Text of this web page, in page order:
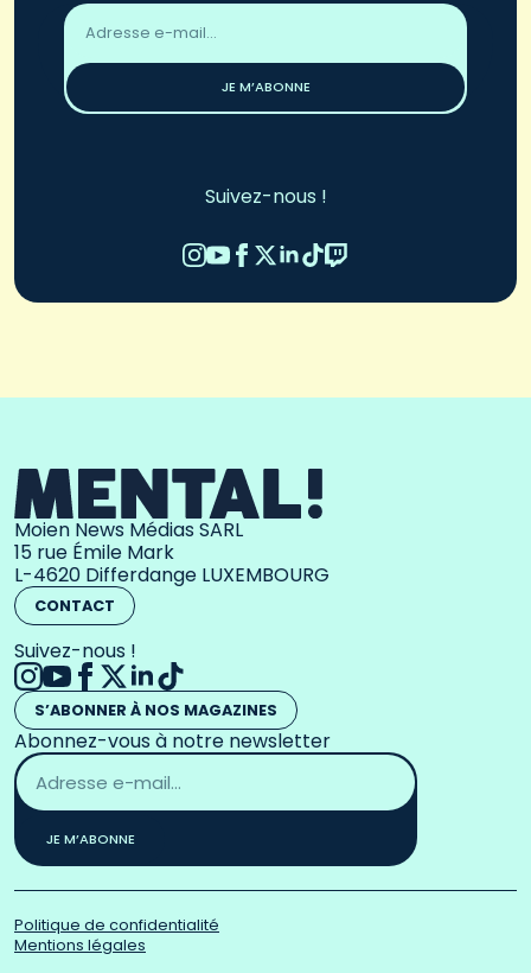
Adresse
email
JE M’ABONNE
Suivez-nous !
Moien News Médias SARL
15 rue Émile Mark
L-4620 Differdange LUXEMBOURG
CONTACT
Suivez-nous !
S’ABONNER À NOS MAGAZINES
Abonnez-vous à notre newsletter
Adresse
email
*
JE M’ABONNE
Politique de confidentialité
Mentions légales